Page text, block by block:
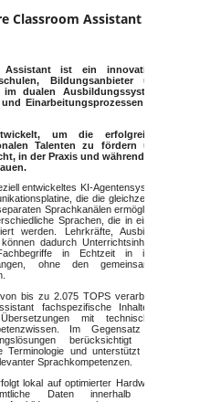
Classroom Assistant